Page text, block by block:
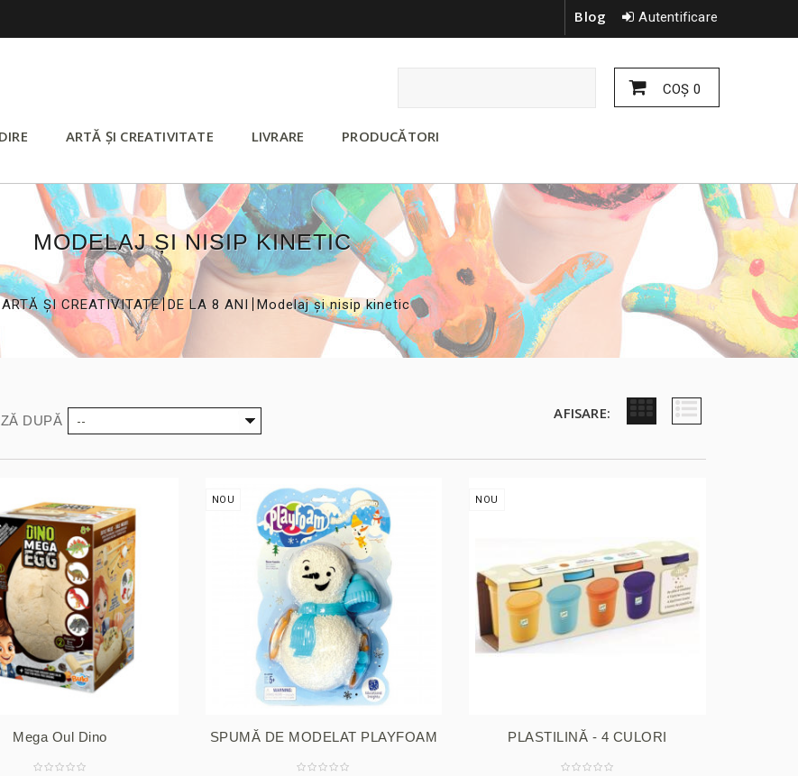
Autentificare
Blog
COŞ 0
ARTĂ ȘI CREATIVITATE LIVRARE PRODUCĂTORI
MODELAJ ȘI NISIP KINETIC
ARTĂ ȘI CREATIVITATE
>
DE LA 8 ANI Modelaj și nisip kinetic
AFISARE:
DUPĂ --
Mega Oul Dino
NOU
SPUMĂ DE MODELAT PLAYFOAM
NOU
PLASTILINĂ - 4 CULORI